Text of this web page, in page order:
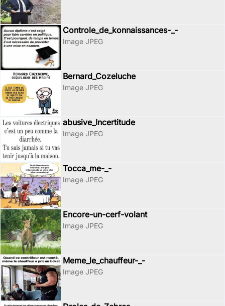
Controle_de_konnaissances-_-
Image JPEG
Bernard_Cozeluche
Image JPEG
abusive_Incertitude
Image JPEG
Tocca_me-_-
Image JPEG
Encore-un-cerf-volant
Image JPEG
Meme_le_chauffeur-_-
Image JPEG